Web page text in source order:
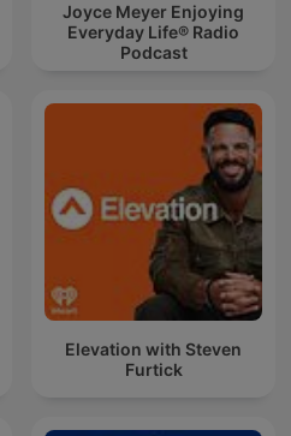
Joyce Meyer Enjoying
Everyday Life® Radio
Podcast
Elevation with Steven
Furtick